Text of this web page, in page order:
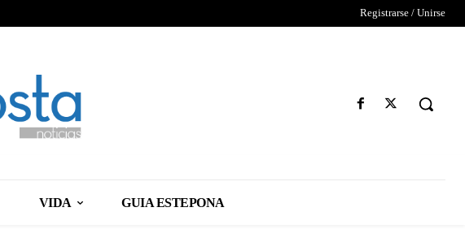
Registrarse / Unirse
VIDA GUIA ESTEPONA